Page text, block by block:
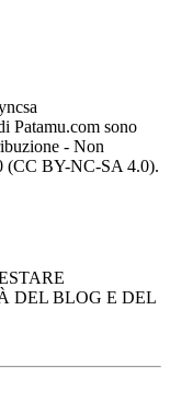
Patamu.com sono
- Non
(CC BY-NC-SA 4.0).
DEL BLOG E DEL